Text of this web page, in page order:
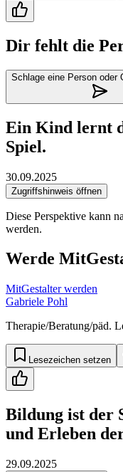
Dir fehlt die
Schlage eine Person oder
Ein Kind lernt
Spiel.
30.09.2025
Zugriffshinweis öffnen
Diese Perspektive kann
werden.
Werde
MitGestalter werden
Gabriele Pohl
Therapie/Beratung/päd.
Lesezeichen setzen
Bildung ist der
und Erleben
29.09.2025